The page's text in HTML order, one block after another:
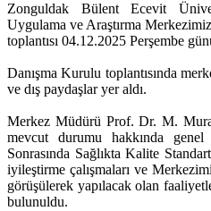
Zonguldak Bülent Ecevit
Uygulama ve Araştırma
toplantısı 04.12.2025 Perşembe
Danışma Kurulu toplantısında
ve dış paydaşlar yer aldı.
Merkez Müdürü Prof. Dr. M.
mevcut durumu hakkında genel
Sonrasında Sağlıkta Kalite
iyileştirme çalışmaları ve
görüşülerek yapılacak olan
bulunuldu.